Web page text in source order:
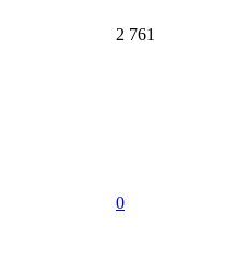
2 761
0